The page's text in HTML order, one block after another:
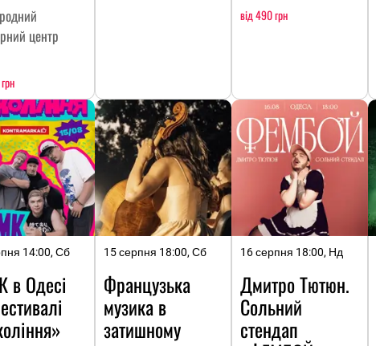
центр
від 490 грн
14:00, Сб
в Одесі
15 серпня 18:00, Сб
Французька
музика в
затишному
16 серпня 18:00, Нд
Дмитро Тютюн.
Сольний
стендап